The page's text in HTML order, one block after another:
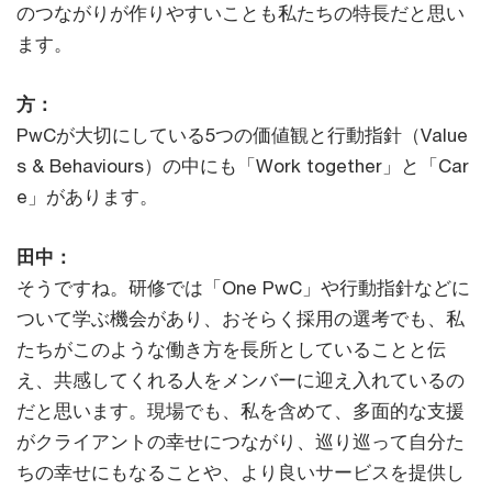
のつながりが作りやすいことも私たちの特長だと思い
ます。
方：
PwCが大切にしている5つの価値観と行動指針（Value
s & Behaviours）の中にも「Work together」と「Car
e」があります。
田中：
そうですね。研修では「One PwC」や行動指針などに
ついて学ぶ機会があり、おそらく採用の選考でも、私
たちがこのような働き方を長所としていることと伝
え、共感してくれる人をメンバーに迎え入れているの
だと思います。現場でも、私を含めて、多面的な支援
がクライアントの幸せにつながり、巡り巡って自分た
ちの幸せにもなることや、より良いサービスを提供し